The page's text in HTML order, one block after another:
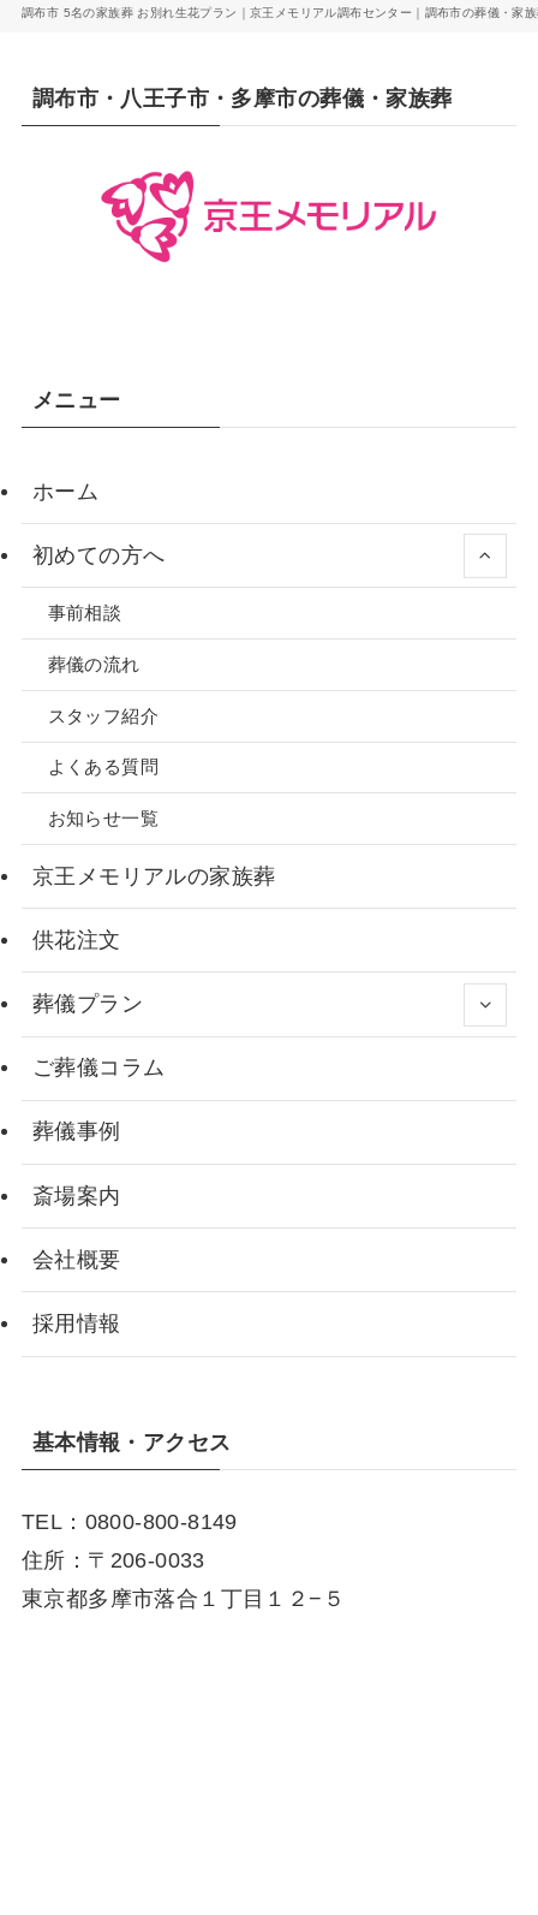
調布市 5名の家族葬 お別れ生花プラン｜京王メモリアル調布センター｜調布市の葬儀・家
調布市・八王子市・多摩市の葬儀・家族葬
メニュー
ホーム
初めての方へ
事前相談
葬儀の流れ
スタッフ紹介
よくある質問
お知らせ一覧
京王メモリアルの家族葬
供花注文
葬儀プラン
ご葬儀コラム
葬儀事例
斎場案内
会社概要
採用情報
基本情報・アクセス
TEL：0800-800-8149
住所：〒206-0033
東京都多摩市落合１丁目１２−５